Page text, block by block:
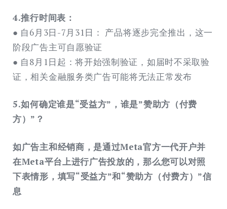
4.推行时间表：
● 自6月3日-7月31日： 产品将逐步完全推出，这一
阶段广告主可自愿验证
● 自8月1日起：将开始强制验证，如届时不采取验
证，相关金融服务类广告可能将无法正常发布
5.如何确定谁是“受益方”，谁是”赞助方（付费
方）”？
如广告主和经销商，是通过Meta官方一代开户并
在Meta平台上进行广告投放的，那么您可以对照
下表情形，填写“受益方”和“赞助方（付费方）”信
息